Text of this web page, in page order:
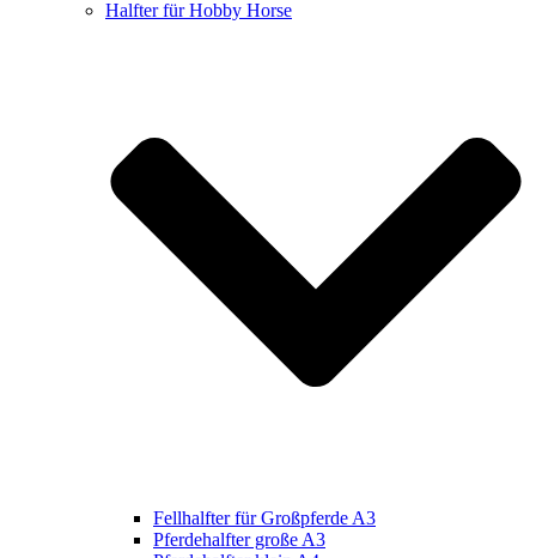
Halfter für Hobby Horse
Fellhalfter für Großpferde A3
Pferdehalfter große A3